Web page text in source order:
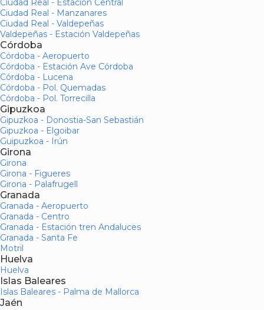
Ciudad Real - Estación Central
Ciudad Real - Manzanares
Ciudad Real - Valdepeñas
Valdepeñas - Estación Valdepeñas
Córdoba
Córdoba - Aeropuerto
Córdoba - Estación Ave Córdoba
Córdoba - Lucena
Córdoba - Pol. Quemadas
Córdoba - Pol. Torrecilla
Gipuzkoa
Gipuzkoa - Donostia-San Sebastián
Gipuzkoa - Elgoibar
Guipuzkoa - Irún
Girona
Girona
Girona - Figueres
Girona - Palafrugell
Granada
Granada - Aeropuerto
Granada - Centro
Granada - Estación tren Andaluces
Granada - Santa Fe
Motril
Huelva
Huelva
Islas Baleares
Islas Baleares - Palma de Mallorca
Jaén